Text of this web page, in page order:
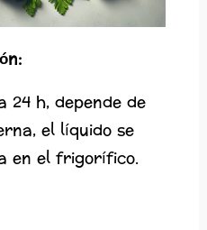
24 h, depende de
el líquido se
en el frigorífico.